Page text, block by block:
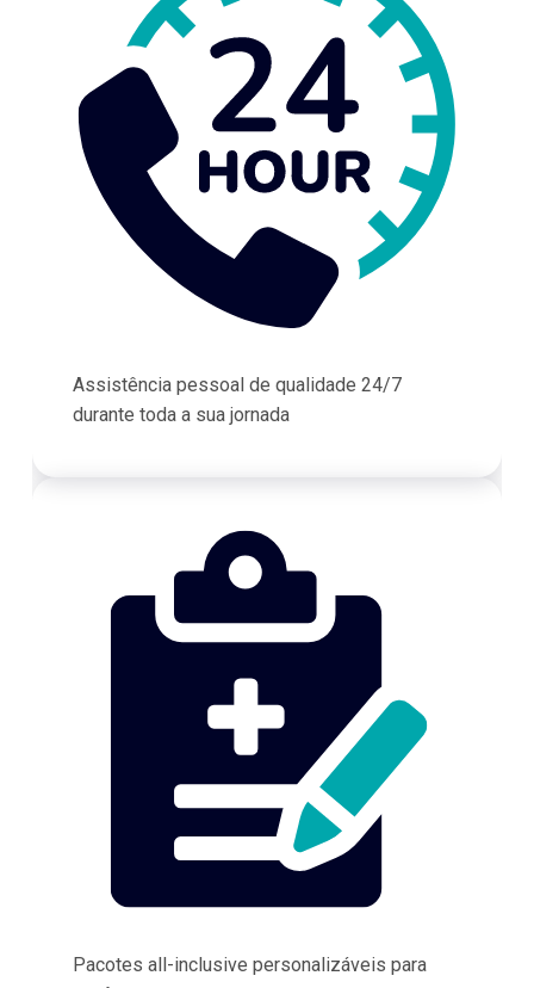
Assistência pessoal de qualidade 24/7
durante toda a sua jornada
Pacotes all-inclusive personalizáveis para